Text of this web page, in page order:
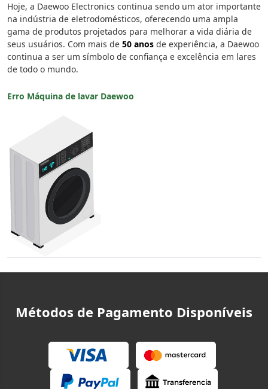
Hoje, a Daewoo Electronics continua sendo um ator importante
na indústria de eletrodomésticos, oferecendo uma ampla
gama de produtos projetados para melhorar a vida diária de
seus usuários. Com mais de 50 anos de experiência, a Daewoo
continua a ser um símbolo de confiança e excelência em lares
de todo o mundo.
Erro Máquina de lavar Daewoo
Métodos de Pagamento Disponíveis